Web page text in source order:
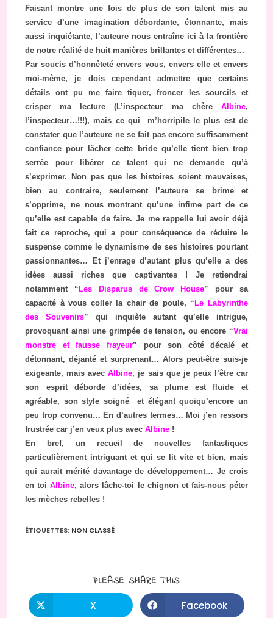
Faisant montre une fois de plus de son talent mis au
service d’une imagination débordante, étonnante, mais
aussi inquiétante, l’auteure nous entraîne ici à la frontière
de notre réalité de huit manières brillantes et différentes…
Par soucis d’honnêteté envers vous, envers elle et envers
moi-même, je dois cependant admettre que certains
détails ont pu me faire tiquer, froncer les sourcils et
crisper ma lecture (L’inspecteur ma chère Albine,
l’inspecteur…!!!), mais ce qui m’horripile le plus est de
constater que l’auteure ne se fait pas encore suffisamment
confiance pour lâcher cette bride qu’elle tient bien trop
serrée pour libérer ce talent qui ne demande qu’à
s’exprimer. Non pas que les histoires soient mauvaises,
bien au contraire, seulement l’auteure se brime et
s’opprime, ne nous montrant qu’une infime part de ce
qu’elle est capable de faire. Je me rappelle lui avoir déjà
fait ce reproche, qui a pour conséquence de réduire le
suspense comme le dynamisme de ses histoires pourtant
passionnantes… Et j’enrage d’autant plus qu’elle a des
idées aussi riches que captivantes ! Je retiendrai
notamment “ Les Disparus de Crow House” pour sa
capacité à vous coller la chair de poule, “ Le Labyrinthe
des Souvenirs” qui inquiète autant qu’elle intrigue,
provoquant ainsi une grimpée de tension, ou encore “Vrai
monstre et fausse frayeur” pour son côté décalé et
détonnant, déjanté et surprenant… Alors peut-être suis-je
exigeante, mais avecAlbine, je sais que je peux l’être car
son esprit déborde d’idées, sa plume est fluide et
agréable, son style soigné et élégant quoiqu’encore un
peu trop convenu… En d’autres termes… Moi j’en ressors
frustrée car j’en veux plus avecAlbine !
En bref, un recueil de nouvelles fantastiques
particulièrement intriguant et qui se lit vite et bien, mais
qui aurait mérité davantage de développement… Je crois
en toiAlbine, alors lâche-toi le chignon et fais-nous péter
les mèches rebelles !
ÉTIQUETTES: NON CLASSÉ
PLEASE SHARE THISPARTAGER
Ouvrir
X Ouvrir
Facebook